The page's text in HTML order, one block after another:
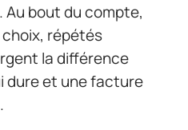
bout du compte,
répétés
la différence
dure et une facture